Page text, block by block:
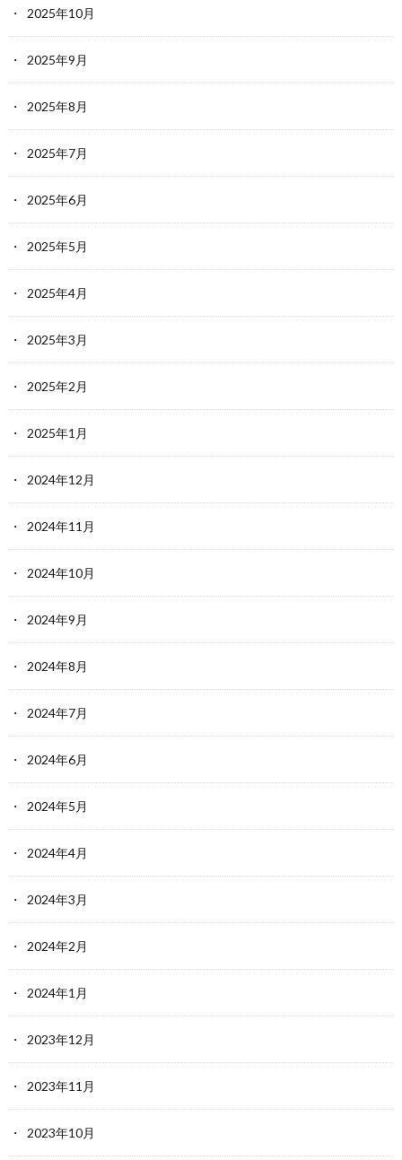
2025年10月
2025年9月
2025年8月
2025年7月
2025年6月
2025年5月
2025年4月
2025年3月
2025年2月
2025年1月
2024年12月
2024年11月
2024年10月
2024年9月
2024年8月
2024年7月
2024年6月
2024年5月
2024年4月
2024年3月
2024年2月
2024年1月
2023年12月
2023年11月
2023年10月